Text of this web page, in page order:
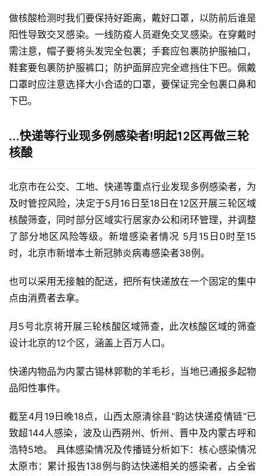
做核酸检测时我们要保持好距离，戴好口罩，以防前后谁是
阳性导致交叉感染。一线防疫人员避免交叉感染。在穿戴时
需注意，帽子要将头发完全包裹；手套应包裹防护服袖口，
鞋套要包裹防护服裤口；防护面屏应完全遮挡住下巴。佩戴
口罩时应注意选择大小合适的口罩，要保证完全包裹口鼻和
下巴。
...快递等行业现多例感染者!明起12区再做三轮
核酸
北京市在公交、工地、快递等重点行业发现多例感染者，为
及时管控风险，决定于5月16日至18日在12区开展三轮区域
核酸筛查，同时部分区域实行居家办公和闭环管理，并调整
了部分地区风险等级。新增感染者情况 5月15日0时至15
时，北京市新增本土新冠肺炎病毒感染者38例。
也可以采用无接触的配送，把所有快递放在一个固定的集中
点由消费者去拿。
月5号北京将开展三轮核酸区域筛查，此次核酸区域的筛查
设计北京的12个区，涵盖上百万人口。
快递内物品为内蒙古锡林郭勒的羊毛衫，当地已通报多起物
品阳性事件。
截至4月19日晚18点，山西太原清徐县“韵达快递疫情链”已
致超144人感染，波及山西朔州、忻州、晋中及内蒙古呼和
浩特5地。 具体感染情况及传播链分析如下：核心感染情况
太原市：累计报告138例与韵达快递相关的感染者，占全省